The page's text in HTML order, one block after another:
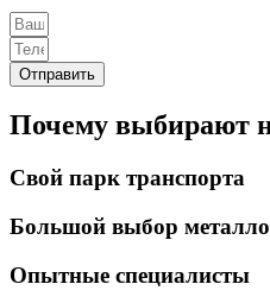
Отправить
Почему выбирают
Свой парк транспорта
Большой выбор
Опытные специалисты